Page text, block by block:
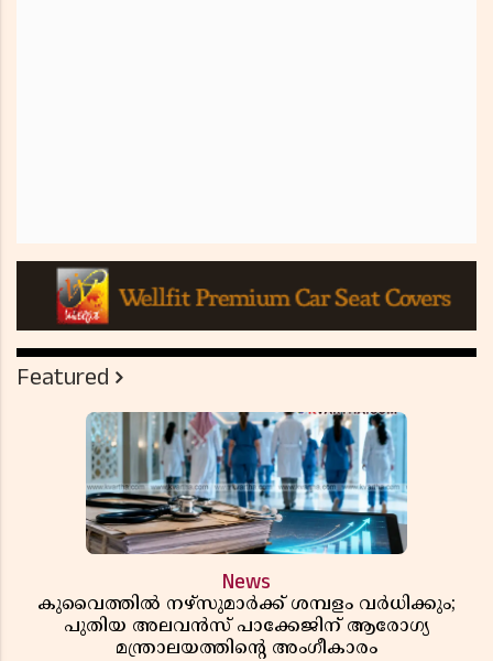
Featured
News
കുവൈത്തിൽ നഴ്‌സുമാർക്ക് ശമ്പളം വർധിക്കും;
പുതിയ അലവൻസ് പാക്കേജിന് ആരോഗ്യ
മന്ത്രാലയത്തിൻ്റെ അംഗീകാരം